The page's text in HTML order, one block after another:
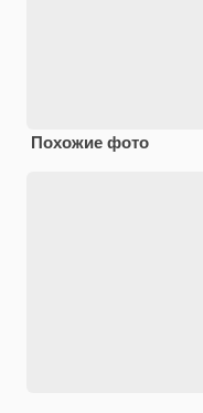
Похожие фото